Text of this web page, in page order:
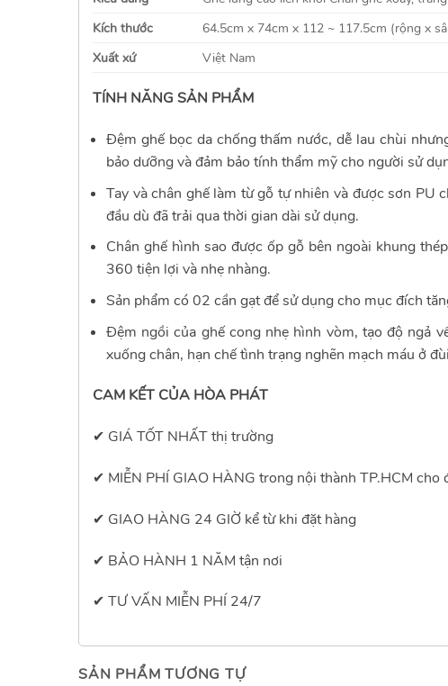
Kích thước
64.5cm x 74cm x 112 ~ 117.5cm (rộng x
Xuất xứ
Việt Nam
TÍNH NĂNG SẢN PHẨM
Đệm ghế bọc da chống thấm nước, dễ lau chùi
bảo dưỡng và đảm bảo tính thẩm mỹ cho người sử
Tay và chân ghế làm từ gỗ tự nhiên và được sơn
đầu dù đã trải qua thời gian dài sử dụng.
Chân ghế hình sao được ốp gỗ bên ngoài khung
360 tiện lợi và nhẹ nhàng.
Sản phẩm có 02 cần gạt để sử dụng cho mục đích
Đệm ngồi của ghế cong nhẹ hình vòm, tạo độ ngả
xuống chân, hạn chế tình trạng nghẽn mạch máu ở
CAM KẾT CỦA HÒA PHÁT
✔ GIÁ TỐT NHẤT thị trường
✔ MIỄN PHÍ GIAO HÀNG trong nội thành TP.HCM
✔ GIAO HÀNG 24 GIỜ kể từ khi đặt hàng
✔ BẢO HÀNH 1 NĂM tận nơi
✔ TƯ VẤN MIỄN PHÍ 24/7
SẢN PHẨM TƯƠNG TỰ